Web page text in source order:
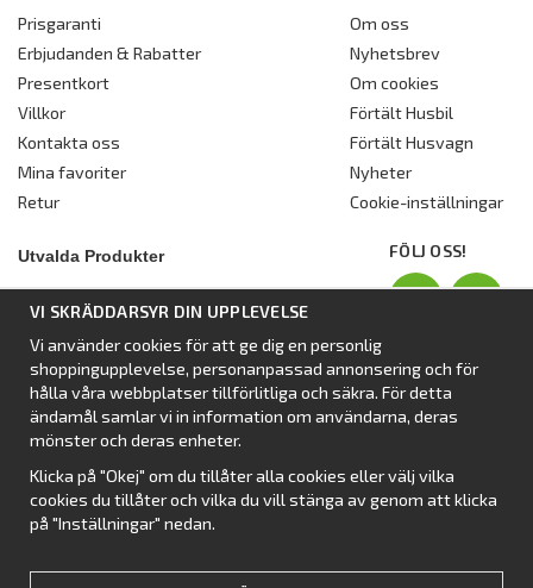
Prisgaranti
Erbjudanden & Rabatter
Presentkort
Villkor
Kontakta oss
Mina favoriter
Retur
Om oss
Nyhetsbrev
Om cookies
Förtält Husbil
Förtält Husvagn
Nyheter
Cookie-inställningar
Utvalda Produkter
Dometic Stuga Rest
Isabellas Året runt tält Villa
Förtält från Dometic
Förtält Isabella
Förtält från SvenskaTält
Nyhet: Campingtält
FÖLJ OSS!
VI SKRÄDDARSYR DIN UPPLEVELSE
Vi använder cookies för att ge dig en personlig
shoppingupplevelse, personanpassad annonsering och för
hålla våra webbplatser tillförlitliga och säkra. För detta
ändamål samlar vi in information om användarna, deras
mönster och deras enheter.
Klicka på "Okej" om du tillåter alla cookies eller välj vilka
cookies du tillåter och vilka du vill stänga av genom att klicka
på "Inställningar" nedan.